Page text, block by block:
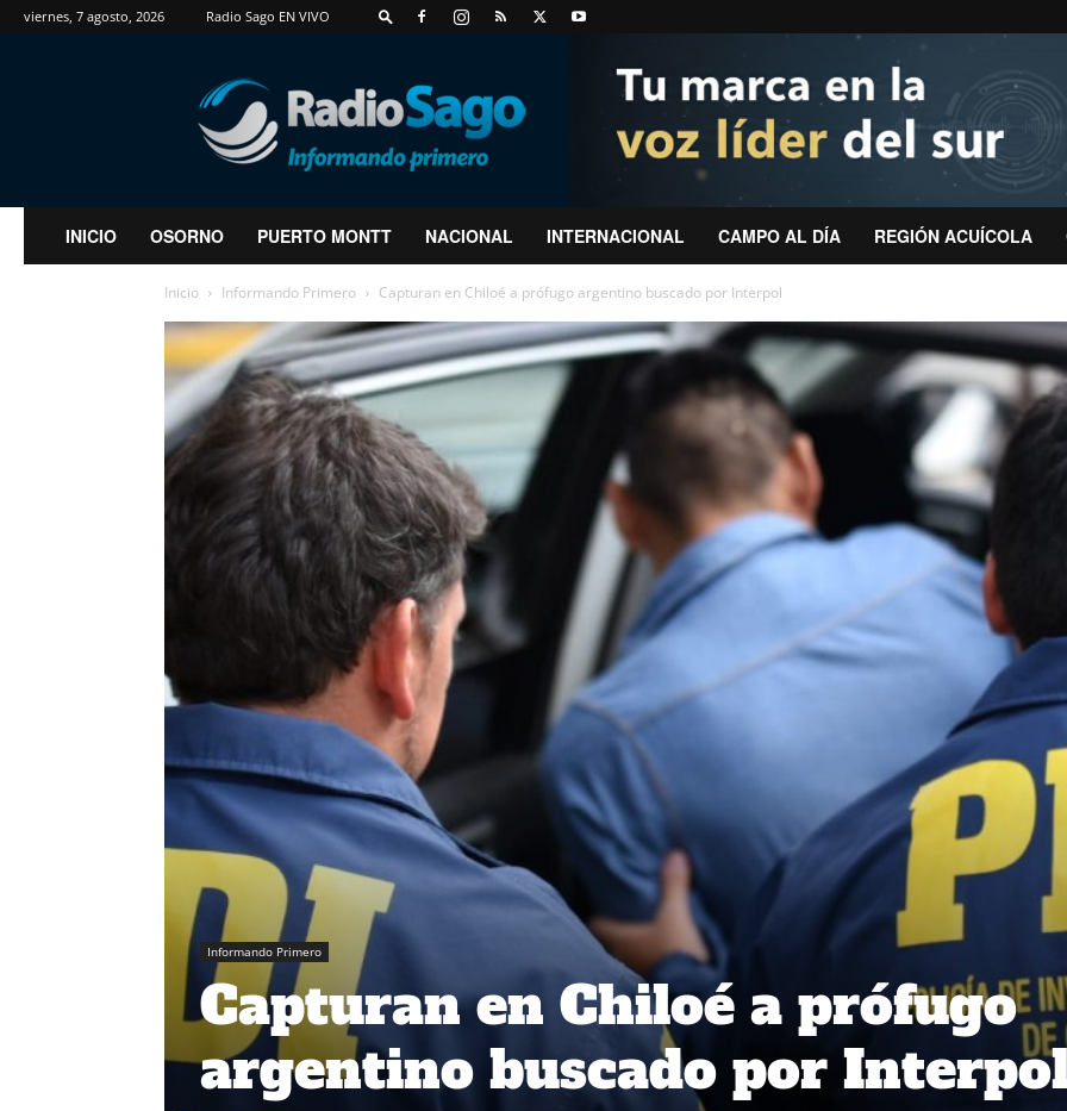
viernes, 7 agosto, 2026 Radio Sago EN VIVO
RadioSago
INICIO OSORNO PUERTO MONTT NACIONAL INTERNACIONAL CAMPO AL DÍA REGIÓN ACUÍCOLA
Inicio Informando Primero Capturan en Chiloé a prófugo argentino buscado por Interpol
Informando Primero
Capturan en Chiloé a prófugo
argentino buscado por